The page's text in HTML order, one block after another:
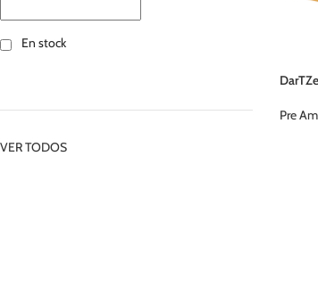
En stock
VER TODOS
Pre